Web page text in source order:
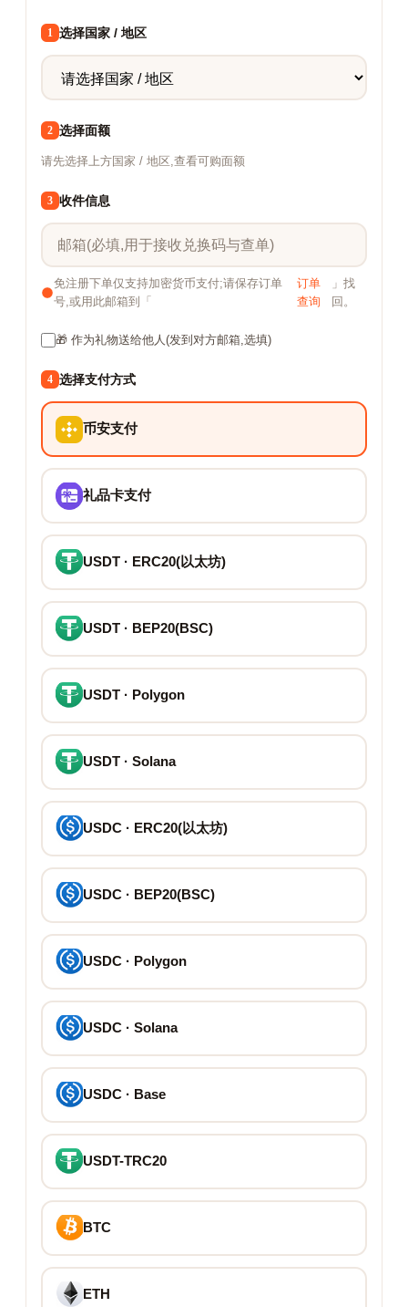
1 选择国家 / 地区
2 选择面额
请先选择上方国家 / 地区,查看可购面额
3 收件信息
免注册下单仅支持加密货币支付;请保存订单
号,或用此邮箱到「
订单
查询
」找
回。
🎁 作为礼物送给他人(发到对方邮箱,选填)
4 选择支付方式
币安支付
礼品卡支付
USDT · ERC20(以太坊)
USDT · BEP20(BSC)
USDT · Polygon
USDT · Solana
USDC · ERC20(以太坊)
USDC · BEP20(BSC)
USDC · Polygon
USDC · Solana
USDC · Base
USDT-TRC20
BTC
ETH